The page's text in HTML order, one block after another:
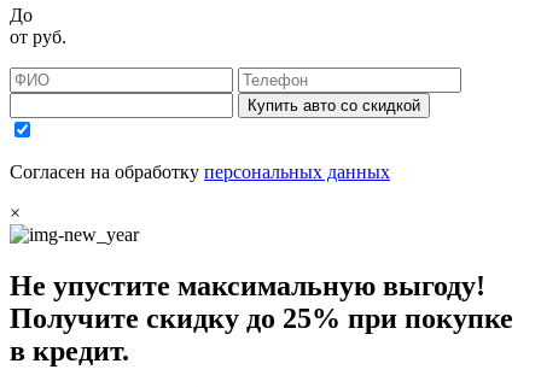
До
от руб.
Купить авто со скидкой
Согласен на обработку персональных данных
×
Не упустите максимальную выгоду!
Получите скидку до 25% при покупке
в кредит.